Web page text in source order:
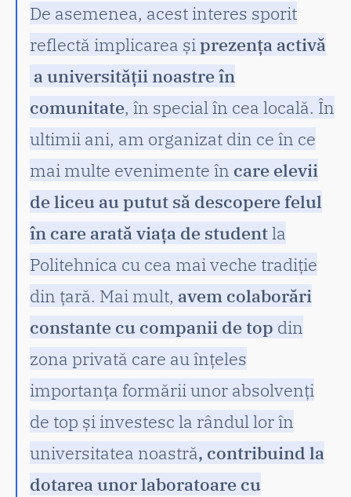
De asemenea, acest interes sporit
reflectă implicarea șiprezența activă
a universității noastre în
comunitate, în special în cea locală. În
ultimii ani, am organizat din ce în ce
mai multe evenimente în care elevii
de liceu au putut să descopere felul
în care arată viața de studentla
Politehnica cu cea mai veche tradiție
din țară. Mai mult, avem colaborări
constante cu companii de top din
zona privată care au înțeles
importanța formării unor absolvenți
de top și investesc la rândul lor în
universitatea noastră, contribuind la
dotarea unor laboratoare cu